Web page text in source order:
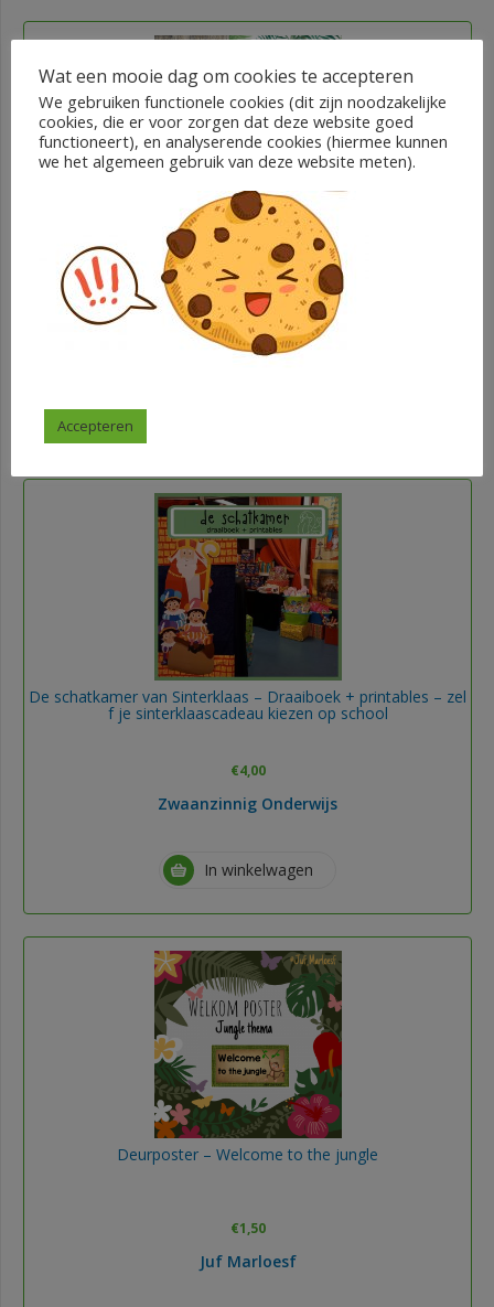
Dagritmekaarten tropical
€3,95
Juf Anja
De schatkamer van Sinterklaas – Draaiboek + printables – zel
f je sinterklaascadeau kiezen op school
€4,00
Zwaanzinnig Onderwijs
In winkelwagen
Deurposter – Welcome to the jungle
€1,50
Juf Marloesf
Wat een mooie dag om cookies te accepteren
We gebruiken functionele cookies (dit zijn noodzakelijke
cookies, die er voor zorgen dat deze website goed
functioneert), en analyserende cookies (hiermee kunnen
we het algemeen gebruik van deze website meten).
Accepteren